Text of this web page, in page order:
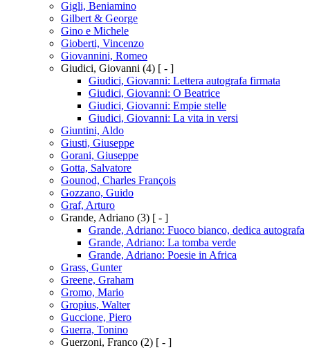
Gigli, Beniamino
Gilbert & George
Gino e Michele
Gioberti, Vincenzo
Giovannini, Romeo
Giudici, Giovanni (4) [ - ]
Giudici, Giovanni: Lettera autografa firmata
Giudici, Giovanni: O Beatrice
Giudici, Giovanni: Empie stelle
Giudici, Giovanni: La vita in versi
Giuntini, Aldo
Giusti, Giuseppe
Gorani, Giuseppe
Gotta, Salvatore
Gounod, Charles François
Gozzano, Guido
Graf, Arturo
Grande, Adriano (3) [ - ]
Grande, Adriano: Fuoco bianco, dedica autografa
Grande, Adriano: La tomba verde
Grande, Adriano: Poesie in Africa
Grass, Gunter
Greene, Graham
Gromo, Mario
Gropius, Walter
Guccione, Piero
Guerra, Tonino
Guerzoni, Franco (2) [ - ]